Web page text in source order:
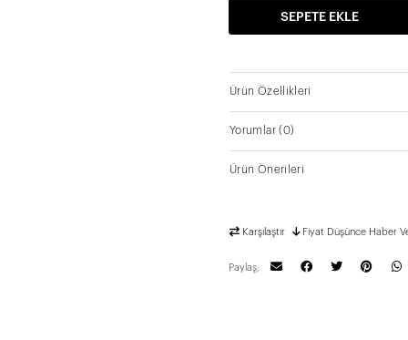
SEPETE EKLE
Ürün Özellikleri
Yorumlar(0)
Ürün Önerileri
Karşılaştır Fiyat Düşünce Haber
Paylaş;